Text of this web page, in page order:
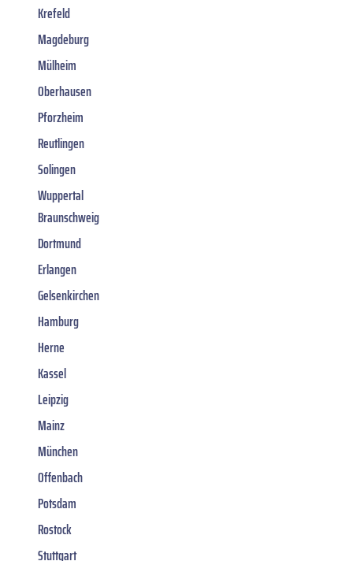
Krefeld
Magdeburg
Mülheim
Oberhausen
Pforzheim
Reutlingen
Solingen
Wuppertal
Braunschweig
Dortmund
Erlangen
Gelsenkirchen
Hamburg
Herne
Kassel
Leipzig
Mainz
München
Offenbach
Potsdam
Rostock
Stuttgart